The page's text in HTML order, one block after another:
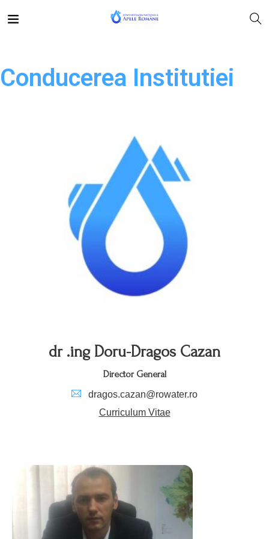
Conducerea Institutiei
dr .ing Doru-Dragos Cazan
Director General
dragos.cazan@rowater.ro
Curriculum Vitae